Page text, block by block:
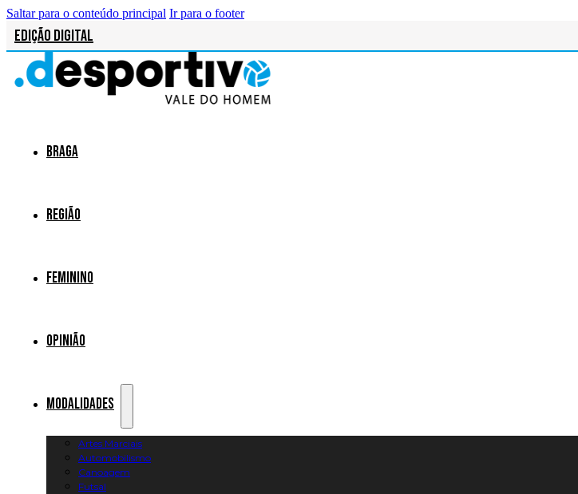
Saltar para o conteúdo principal Ir para o footer
Edição Digital
Braga
Região
Feminino
Opinião
Modalidades
Artes Marciais
Automobilismo
Canoagem
Futsal